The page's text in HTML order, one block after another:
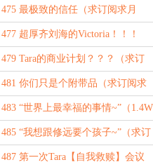
票）
475 最极致的信任（求订阅求月
票）
477 超厚齐刘海的Victoria！！！
（求订阅求月票）
479 Tara的商业计划？？？（求订
阅求月票）
481 你们只是个附带品（求订阅求
月票）
483 “世界上最幸福的事情~”（1.4W
大章求订阅求月票）
485 “我想跟修远要个孩子~”（求订
阅求月票）
487 第一次Tara【自我救赎】会议